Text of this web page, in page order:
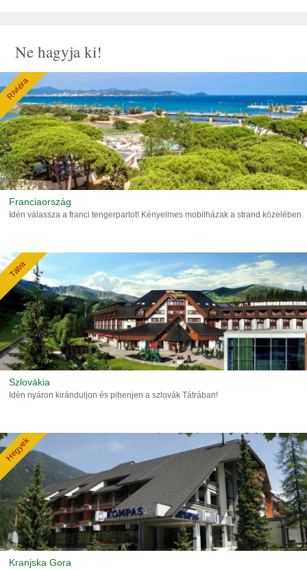
Ne hagyja ki!
Riviéra
Franciaország
Idén válassza a franci tengerpartot! Kényelmes mobilházak a strand közelében.
Tátra
Szlovákia
Idén nyáron kiránduljon és pihenjen a szlovák Tátrában!
Hegyek
Kranjska Gora